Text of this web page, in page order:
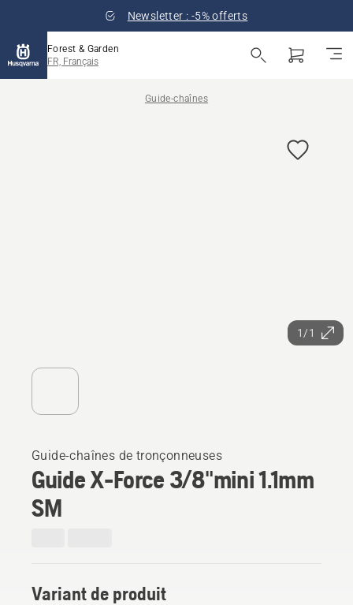
Newsletter : -5% offerts
Forest & Garden
FR, Français
Guide-chaînes
1/1
Guide-chaînes de tronçonneuses
Guide X-Force 3/8"mini 1.1mm
SM
Variant de produit